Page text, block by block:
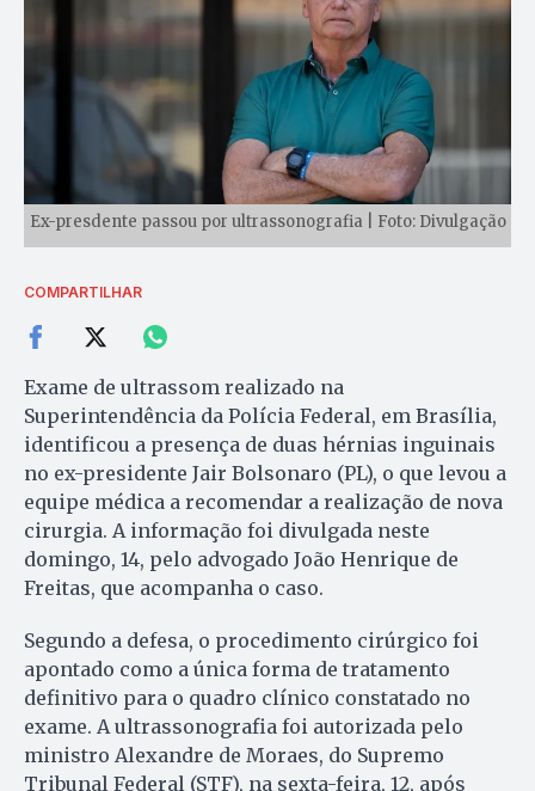
Ex-presdente passou por ultrassonografia | Foto: Divulgação
COMPARTILHAR
Exame de ultrassom realizado na
Superintendência da Polícia Federal, em Brasília,
identificou a presença de duas hérnias inguinais
no ex-presidente Jair Bolsonaro (PL), o que levou a
equipe médica a recomendar a realização de nova
cirurgia. A informação foi divulgada neste
domingo, 14, pelo advogado João Henrique de
Freitas, que acompanha o caso.
Segundo a defesa, o procedimento cirúrgico foi
apontado como a única forma de tratamento
definitivo para o quadro clínico constatado no
exame. A ultrassonografia foi autorizada pelo
ministro Alexandre de Moraes, do Supremo
Tribunal Federal (STF), na sexta-feira, 12, após